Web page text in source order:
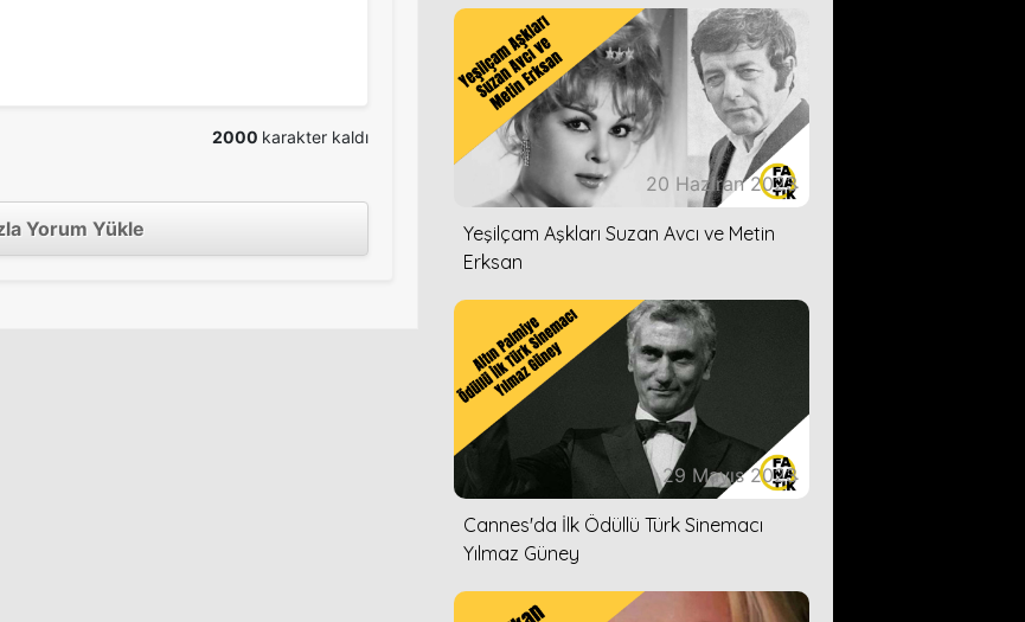
2000 karakter kaldı
Yorum Yükle
20 Haziran 2023
Yeşilçam Aşkları Suzan Avcı ve Metin
Erksan
29 Mayıs 2023
Cannes'da İlk Ödüllü Türk Sinemacı
Yılmaz Güney